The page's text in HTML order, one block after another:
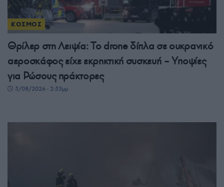
ΚΟΣΜΟΣ
Θρίλερ στη Λειψία: Το drone δίπλα σε ουκρανικό
αεροσκάφος είχε εκρηκτική συσκευή – Υποψίες
για Ρώσους πράκτορες
5/08/2026 - 2:53μμ